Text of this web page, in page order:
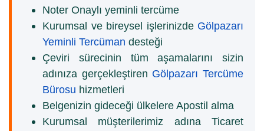
Noter Onaylı yeminli tercüme
Kurumsal ve bireysel işlerinizde Gölpazarı
Yeminli Tercüman desteği
Çeviri sürecinin tüm aşamalarını sizin
adınıza gerçekleştiren Gölpazarı Tercüme
Bürosu hizmetleri
Belgenizin gideceği ülkelere Apostil alma
Kurumsal müşterilerimiz adına Ticaret